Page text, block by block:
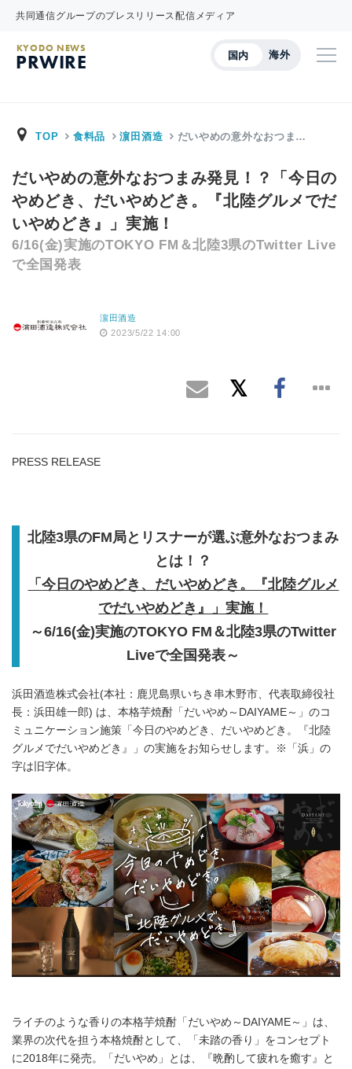
共同通信グループのプレスリリース配信メディア
国内 海外
KYODO NEWS
PRWIRE
TOP 食料品 濵田酒造 だいやめの意外なおつま…
だいやめの意外なおつまみ発見！？「今日の
やめどき、だいやめどき。『北陸グルメでだ
いやめどき』」実施！
6/16(金)実施のTOKYO FM＆北陸3県のTwitter Live
で全国発表
濵田酒造
2023/5/22 14:00
PRESS RELEASE
北陸3県のFM局とリスナーが選ぶ意外なおつまみ
とは！？
「今日のやめどき、だいやめどき。『北陸グルメ
でだいやめどき』」実施！
～6/16(金)実施のTOKYO FM ＆北陸3県のTwitter
Liveで全国発表～
浜田酒造株式会社(本社：鹿児島県いちき串木野市、代表取締役社
長：浜田雄一郎) は、本格芋焼酎「だいやめ～DAIYAME～」のコ
ミュニケーション施策「今日のやめどき、だいやめどき。『北陸
グルメでだいやめどき』」の実施をお知らせします。※「浜」の
字は旧字体。
ライチのような香りの本格芋焼酎「だいやめ～DAIYAME～」は、
業界の次代を担う本格焼酎として、「未踏の香り」をコンセプト
に2018年に発売。「だいやめ」とは、『晩酌して疲れを癒す』と